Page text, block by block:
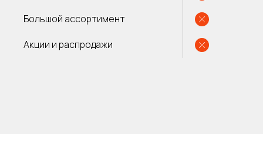
Большой ассортимент
Акции и распродажи